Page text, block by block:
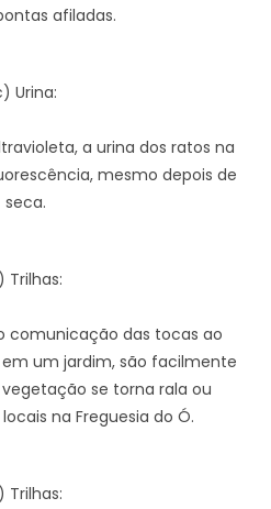
afiladas.
Urina:
a urina dos ratos na
mesmo depois de
seca.
Trilhas:
comunicação das tocas ao
um jardim, são facilmente
se torna rala ou
na Freguesia do Ó.
Trilhas: